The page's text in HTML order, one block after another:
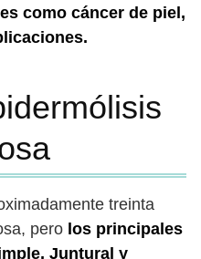
como cáncer de piel,
treinta
pero los principales
Juntural y